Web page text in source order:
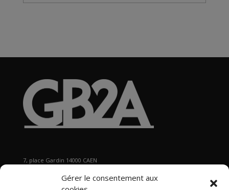
Gérer le consentement aux
Archives
7, place Gardin 14000 CAEN
ecretariat@gb2a.fr